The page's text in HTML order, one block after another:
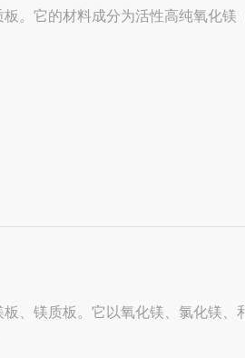
。它的材料成分为活性高纯氧化镁
、镁质板。它以氧化镁、氯化镁、